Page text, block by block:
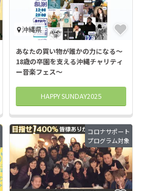
沖縄県
あなたの買い物が誰かの力になる〜
18歳の卒園を支える沖縄チャリティ
ー音楽フェス〜
HAPPY SUNDAY2025
コロナサポート
プログラム対象